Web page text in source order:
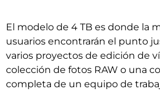
El modelo de 4 TB es donde la
usuarios encontrarán el punto
varios proyectos de edición de
colección de fotos RAW o una
completa de un equipo de